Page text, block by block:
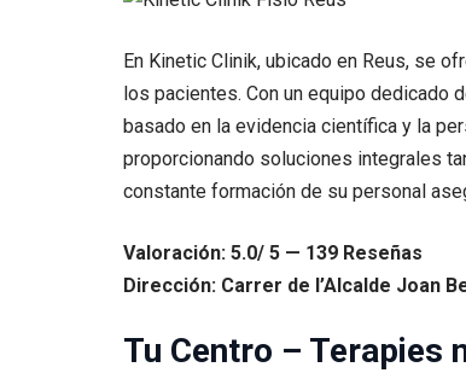
En Kinetic Clinik, ubicado en Reus, se
los pacientes. Con un equipo
basado en la evidencia científica y la
proporcionando soluciones integrales
constante formación de su personal
Valoración: 5.0/ 5 — 139 Reseñas
Dirección: Carrer de l’Alcalde Joan
Tu Centro – Terapies